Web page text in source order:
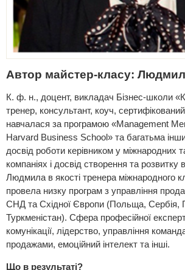
Автор майстер-класу:
К. ф. н., доцент, викладач Бізнес-школи
тренер, консультант, коуч,
навчалася за програмою «Management
Harvard Business School» та багатьма
досвід роботи керівником у міжнародних
компаніях і досвід створення та розвитку
Людмила в якості тренера міжнародного
провела низку програм з управління
СНД та Східної Європи (Польща, Сербія,
Туркменістан). Сфера професійної
комунікації, лідерство, управління
продажами, емоційний інтелект та інші.
Що в результаті?